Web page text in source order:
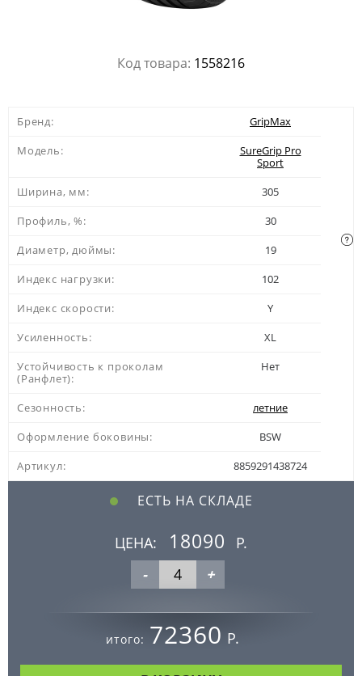
Код товара: 1558216
Бренд:
GripMax
Модель:
SureGrip Pro
Sport
Ширина, мм:
305
Профиль, %:
30
Диаметр, дюймы:
19
Индекс нагрузки:
102
Индекс скорости:
Y
Усиленность:
XL
Устойчивость к проколам
(Ранфлет):
Нет
Сезонность:
летние
Оформление боковины:
BSW
Артикул:
8859291438724
ЕСТЬ НА СКЛАДЕ
ЦЕНА: 18090
Р.
-
+
итого: 72360 Р.